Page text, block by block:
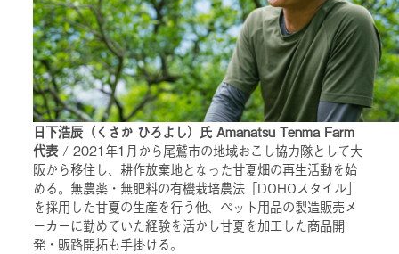
日下浩辰（くさか ひろよし）氏 Amanatsu Tenma Farm
代表/ 2021年1月から尾鷲市の地域おこし協力隊として大
阪から移住し、耕作放棄地となった甘夏畑の再生活動を始
める。無農薬・無肥料の有機栽培農法「DOHOスタイル」
を採用した甘夏の生産を行う他、ペット用品の製造販売メ
ーカーに勤めていた経験を活かし甘夏を加工した商品開
発・販路開拓も手掛ける。